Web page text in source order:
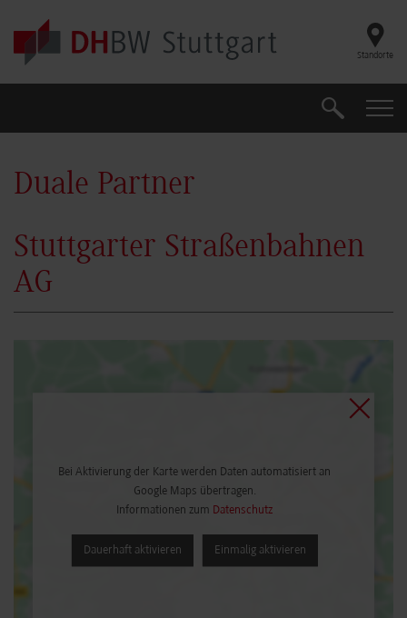
Skip to main content
Standorte
Suche
Duale Partner
Stuttgarter Straßenbahnen
AG
Bei Aktivierung der Karte werden Daten automatisiert an
Google Maps übertragen.
Informationen zum Datenschutz
Dauerhaft aktivieren Einmalig aktivieren